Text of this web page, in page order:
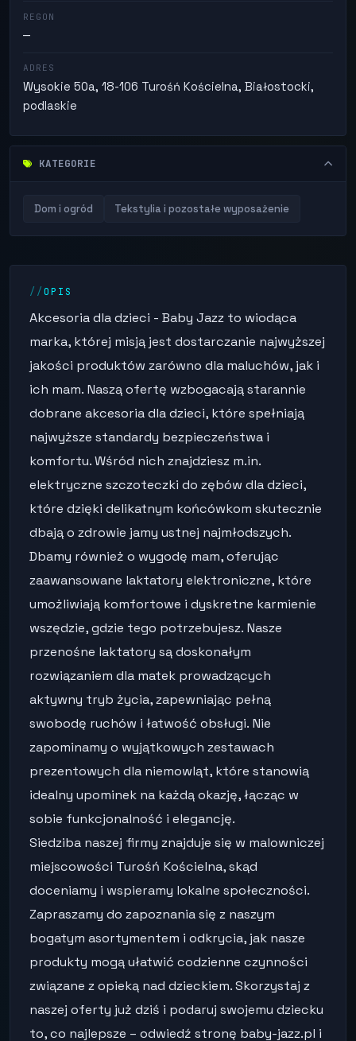
REGON
—
ADRES
Wysokie 50a, 18-106 Turośń Kościelna, Białostocki,
podlaskie
KATEGORIE
Dom i ogród Tekstylia i pozostałe wyposażenie
OPIS
Akcesoria dla dzieci - Baby Jazz to wiodąca
marka, której misją jest dostarczanie najwyższej
jakości produktów zarówno dla maluchów, jak i
ich mam. Naszą ofertę wzbogacają starannie
dobrane akcesoria dla dzieci, które spełniają
najwyższe standardy bezpieczeństwa i
komfortu. Wśród nich znajdziesz m.in.
elektryczne szczoteczki do zębów dla dzieci,
które dzięki delikatnym końcówkom skutecznie
dbają o zdrowie jamy ustnej najmłodszych.
Dbamy również o wygodę mam, oferując
zaawansowane laktatory elektroniczne, które
umożliwiają komfortowe i dyskretne karmienie
wszędzie, gdzie tego potrzebujesz. Nasze
przenośne laktatory są doskonałym
rozwiązaniem dla matek prowadzących
aktywny tryb życia, zapewniając pełną
swobodę ruchów i łatwość obsługi. Nie
zapominamy o wyjątkowych zestawach
prezentowych dla niemowląt, które stanowią
idealny upominek na każdą okazję, łącząc w
sobie funkcjonalność i elegancję.
Siedziba naszej firmy znajduje się w malowniczej
miejscowości Turośń Kościelna, skąd
doceniamy i wspieramy lokalne społeczności.
Zapraszamy do zapoznania się z naszym
bogatym asortymentem i odkrycia, jak nasze
produkty mogą ułatwić codzienne czynności
związane z opieką nad dzieckiem. Skorzystaj z
naszej oferty już dziś i podaruj swojemu dziecku
to, co najlepsze – odwiedź stronę baby-jazz.pl i